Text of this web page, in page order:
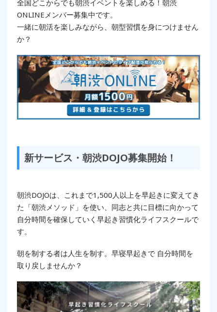
全国どこからでも朝渋イベントを楽しめる！朝渋
ONLINEメンバー募集中です。
一緒に朝活を楽しみながら、朝型習慣を身につけません
か？
新サービス・朝渋DOJO募集開始！
朝渋DOJOは、これまで1,500人以上を早起きに変えてき
た「朝渋メソッド」を使い、同志と共に目標に向かって
自分時間を確保していく早起き習慣化ライフスクールで
す。
朝を制する者は人生を制す。早寝早起きで 自分時間を
取り戻しませんか？